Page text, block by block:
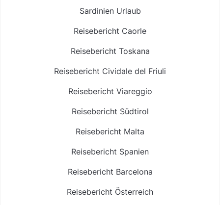
Sardinien Urlaub
Reisebericht Caorle
Reisebericht Toskana
Reisebericht Cividale del Friuli
Reisebericht Viareggio
Reisebericht Südtirol
Reisebericht Malta
Reisebericht Spanien
Reisebericht Barcelona
Reisebericht Österreich